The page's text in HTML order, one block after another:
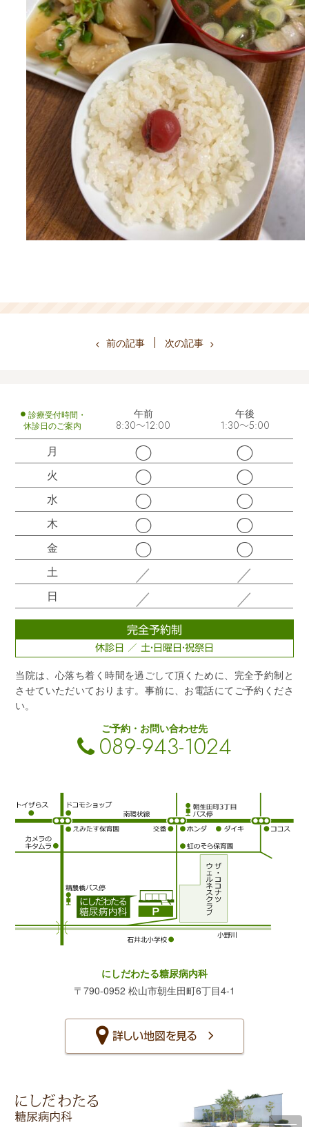
前の記事 次の記事
診療受付時間・
休診日のご案内
午前
8:30～12:00
午後
1:30～5:00
月 ◯ ◯
火 ◯ ◯
水 ◯ ◯
木 ◯ ◯
金 ◯ ◯
土 ／ ／
日 ／ ／
完全予約制
休診日 ／ 土・日曜日・祝祭日
当院は、心落ち着く時間を過ごして頂くために、完全予約制と
させていただいております。事前に、お電話にてご予約くださ
い。
ご予約・お問い合わせ先
089-943-1024
にしだわたる糖尿病内科
〒790-0952 松山市朝生田町6丁目4-1
詳しい地図を見る